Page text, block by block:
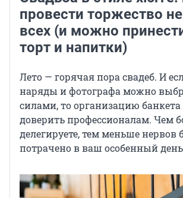
провести торжество
всех (и можно
торт и напитки)
Лето — горячая пора свадеб. И
наряды и фотографа можно
силами, то организацию
доверить профессионалам. Чем
делегируете, тем меньше нервов
потрачено в ваш особенный